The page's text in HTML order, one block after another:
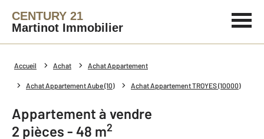
CENTURY 21
Martinot Immobilier
Accueil Achat Achat Appartement
Achat Appartement Aube (10) Achat Appartement TROYES (10000)
Appartement à vendre
2 pièces - 48 m2